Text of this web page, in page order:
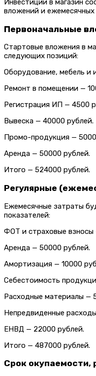
Инвестиции в магазин
вложений и ежемесячных
Первоначальные
Стартовые вложения в
следующих позиций:
Оборудование, мебель и
Ремонт в помещении —
Регистрация ИП — 4500
Вывеска — 40000 рублей.
Промо-продукция —
Аренда — 50000 рублей.
Итого — 524000 рублей.
Регулярные
Ежемесячные затраты
показателей:
ФОТ и страховые взносы
Аренда — 50000 рублей.
Амортизация — 10000
Себестоимость
Расходные материалы —
Непредвиденные
ЕНВД — 22000 рублей.
Итого — 487000 рублей.
Срок окупаемости,